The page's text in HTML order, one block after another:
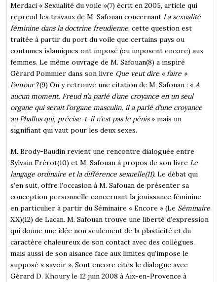
Merdaci « Sexualité du voile »(7) écrit en 2005, article qui
reprend les travaux de M. Safouan concernant La sexualité
féminine dans la doctrine freudienne, cette question est
traitée à partir du port du voile que certains pays ou
coutumes islamiques ont imposé (ou imposent encore) aux
femmes. Le même ouvrage de M. Safouan(8) a inspiré
Gérard Pommier dans son livre Que veut dire « faire »
l’amour?(9) On y retrouve une citation de M. Safouan : « A
aucun moment, Freud n’a parlé d’une croyance en un seul
organe qui serait l’organe masculin, il a parlé d’une croyance
au Phallus qui, précise-t-il n’est pas le pénis» mais un
signifiant qui vaut pour les deux sexes.
M. Brody-Baudin revient une rencontre dialoguée entre
Sylvain Frérot(10) et M. Safouan à propos de son livre Le
langage ordinaire et la différence sexuelle(11). Le débat qui
s’en suit, offre l’occasion à M. Safouan de présenter sa
conception personnelle concernant la jouissance féminine
en particulier à partir du Séminaire « Encore » (Le Séminaire
XX)(12) de Lacan. M. Safouan trouve une liberté d’expression
qui donne une idée non seulement de la plasticité et du
caractère chaleureux de son contact avec des collègues,
mais aussi de son aisance face aux limites qu’impose le
supposé « savoir ». Sont encore cités le dialogue avec
Gérard D. Khoury le 12 juin 2008 à Aix-en-Provence à